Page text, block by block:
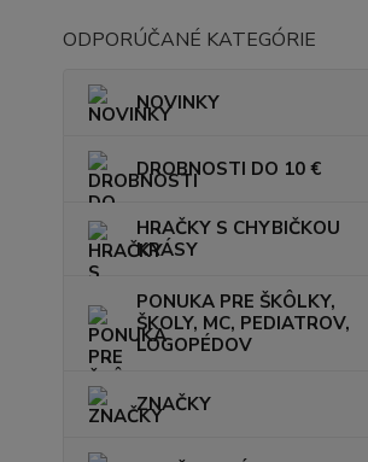
ODPORÚČANÉ KATEGÓRIE
NOVINKY
DROBNOSTI DO 10 €
HRAČKY S CHYBIČKOU
KRÁSY
PONUKA PRE ŠKÔLKY,
ŠKOLY, MC, PEDIATROV,
LOGOPÉDOV
ZNAČKY